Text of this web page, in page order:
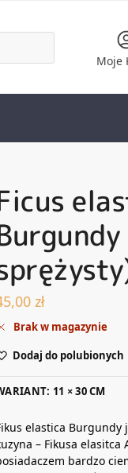
Moje
zł
Brak w magazynie
Dodaj do polubionych
11 × 30 CM
elastica
– Fikusa
bardzo